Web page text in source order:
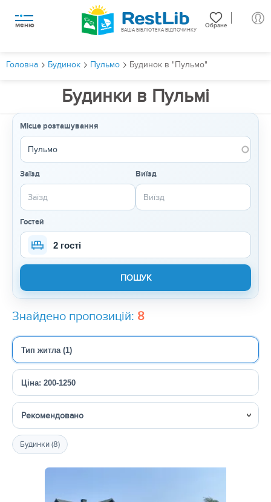
меню Обране
ВАША БІБЛІОТЕКА ВІДПОЧИНКУ
Головна Будинок Пульмо Будинок в "Пульмо"
Будинки в Пульмі
Місце розташування
Заїзд Виїзд
Гостей
2 гості
Знайдено пропозицій: 8
Тип житла (1)
Ціна: 200-1250
Сортувати
Будинки (8)